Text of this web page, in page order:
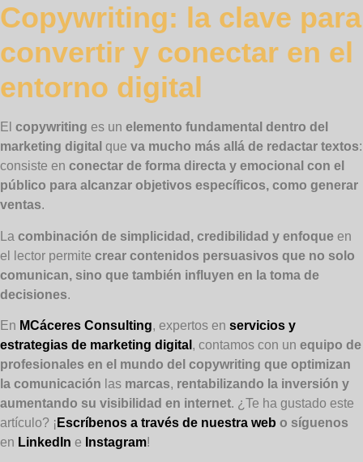
Copywriting: la clave para
convertir y conectar en el
entorno digital
El copywriting es un elemento fundamental dentro del
marketing digital que va mucho más allá de redactar textos:
consiste en conectar de forma directa y emocional con el
público para alcanzar objetivos específicos, como generar
ventas.
La combinación de simplicidad, credibilidad y enfoque en
el lector permite crear contenidos persuasivos que no solo
comunican, sino que también influyen en la toma de
decisiones.
En MCáceres Consulting, expertos en servicios y
estrategias de marketing digital , contamos con un equipo de
profesionales en el mundo del copywriting que optimizan
la comunicación las marcas, rentabilizando la inversión y
aumentando su visibilidad en internet. ¿Te ha gustado este
artículo? ¡ Escríbenos a través de nuestra web o síguenos
en LinkedIn e Instagram!